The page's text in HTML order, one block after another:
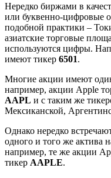
Нередко биржами в
или буквенно-цифровые
подобной практики –
азиатские торговые
используются цифры.
имеют тикер 6501.
Многие акции имеют
например, акции Apple
AAPL и с таким же
Мексиканской,
Однако нередко
одного и того же актива
например, те же акции
тикер AAPLE.